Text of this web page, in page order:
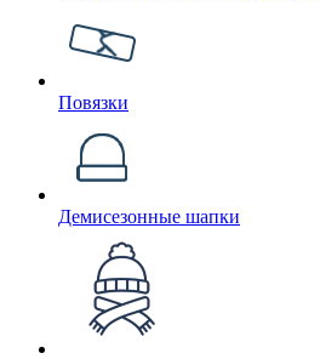
Повязки
Демисезонные шапки